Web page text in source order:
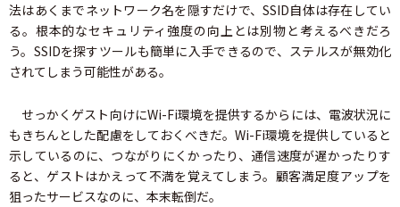
法はあくまでネットワーク名を隠すだけで、SSID自体は存在してい
る。根本的なセキュリティ強度の向上とは別物と考えるべきだろ
う。SSIDを探すツールも簡単に入手できるので、ステルスが無効化
されてしまう可能性がある。
せっかくゲスト向けにWi-Fi環境を提供するからには、電波状況に
もきちんとした配慮をしておくべきだ。Wi-Fi環境を提供していると
示しているのに、つながりにくかったり、通信速度が遅かったりす
ると、ゲストはかえって不満を覚えてしまう。顧客満足度アップを
狙ったサービスなのに、本末転倒だ。